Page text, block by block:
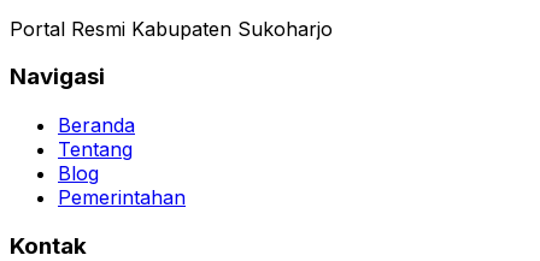
Portal Resmi Kabupaten Sukoharjo
Navigasi
Beranda
Tentang
Blog
Pemerintahan
Kontak